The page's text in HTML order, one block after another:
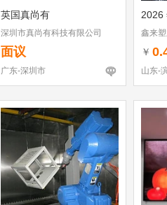
英国真尚有
深圳市真尚有科技有限公司
面议
广东-深圳市
2026
鑫来
￥
山东-